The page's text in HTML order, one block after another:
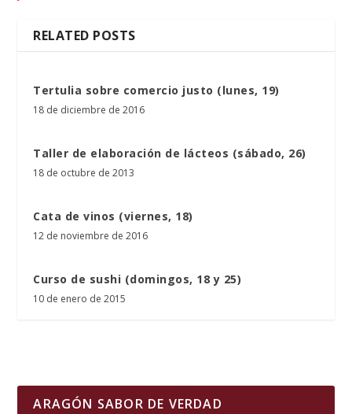
RELATED POSTS
Tertulia sobre comercio justo (lunes, 19)
18 de diciembre de 2016
Taller de elaboración de lácteos (sábado, 26)
18 de octubre de 2013
Cata de vinos (viernes, 18)
12 de noviembre de 2016
Curso de sushi (domingos, 18 y 25)
10 de enero de 2015
ARAGÓN SABOR DE VERDAD